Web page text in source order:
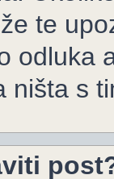
te
odluka
ništa s